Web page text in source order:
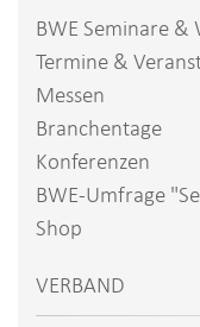
BWE Seminare &
Termine &
Messen
Branchentage
Konferenzen
BWE-Umfrage
Shop
VERBAND